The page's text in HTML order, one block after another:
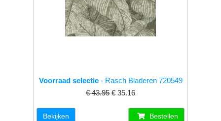
Voorraad selectie- Rasch Bladeren 720549
€ 43.95 € 35.16
Bekijken Bestellen